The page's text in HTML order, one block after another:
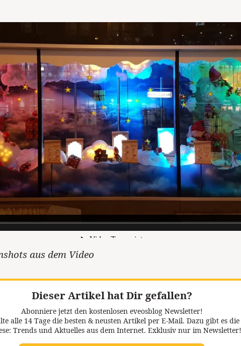
aus dem Video
Dieser Artikel hat Dir gefallen?
Abonniere jetzt den kostenlosen eveosblog Newsletter!
alle 14 Tage die besten & neusten Artikel per E-Mail. Dazu gibt es die
Trends und Aktuelles aus dem Internet. Exklusiv nur im Newsletter!